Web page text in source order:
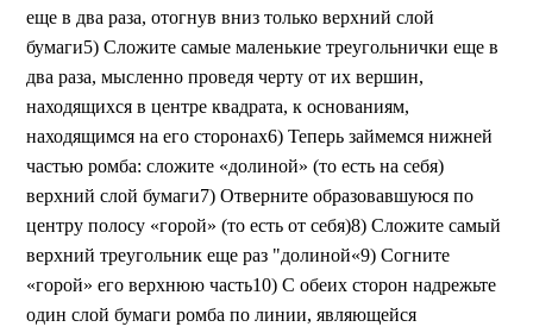
еще в два раза, отогнув вниз только верхний слой
бумаги5) Сложите самые маленькие треугольнички еще в
два раза, мысленно проведя черту от их вершин,
находящихся в центре квадрата, к основаниям,
находящимся на его сторонах6) Теперь займемся нижней
частью ромба: сложите «долиной» (то есть на себя)
верхний слой бумаги7) Отверните образовавшуюся по
центру полосу «горой» (то есть от себя)8) Сложите самый
верхний треугольник еще раз "долиной«9) Согните
«горой» его верхнюю часть10) С обеих сторон надрежьте
один слой бумаги ромба по линии, являющейся